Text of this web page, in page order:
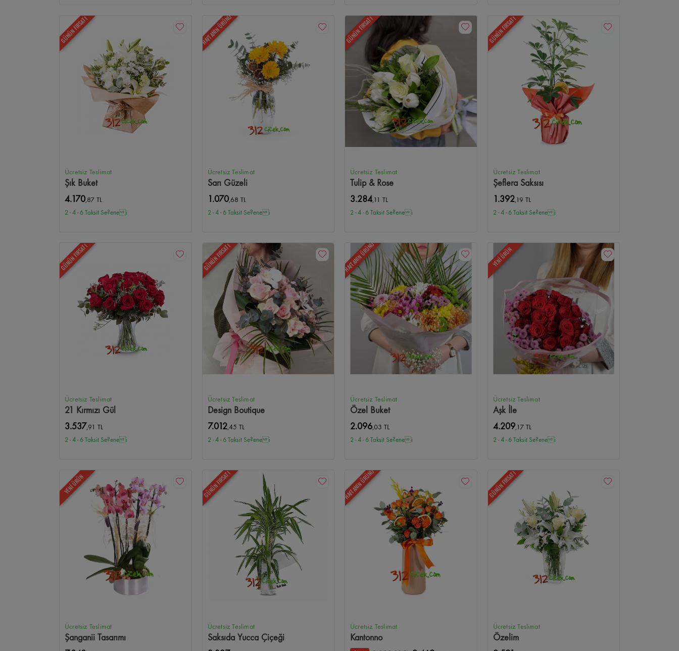
GÜNÜN FIRSATI
Ücretsiz Teslimat
Şık Buket
4.170,87 TL
2 - 4 - 6 Taksit Se?enei
HAFTANIN ÜRÜNÜ
Ücretsiz Teslimat
Sarı Güzeli
1.070,68 TL
2 - 4 - 6 Taksit Se?enei
GÜNÜN FIRSATI
Ücretsiz Teslimat
Tulip & Rose
3.284,11 TL
2 - 4 - 6 Taksit Se?enei
GÜNÜN FIRSATI
Ücretsiz Teslimat
Şeflera Saksısı
1.392,19 TL
2 - 4 - 6 Taksit Se?enei
GÜNÜN FIRSATI
Ücretsiz Teslimat
21 Kırmızı Gül
3.537,91 TL
2 - 4 - 6 Taksit Se?enei
GÜNÜN FIRSATI
Ücretsiz Teslimat
Design Boutique
7.012,45 TL
2 - 4 - 6 Taksit Se?enei
HAFTANIN ÜRÜNÜ
Ücretsiz Teslimat
Özel Buket
2.096,03 TL
2 - 4 - 6 Taksit Se?enei
YENİ ÜRÜN
Ücretsiz Teslimat
Aşk İle
4.209,17 TL
2 - 4 - 6 Taksit Se?enei
YENİ ÜRÜN
Ücretsiz Teslimat
Şanganii Tasarımı
GÜNÜN FIRSATI
Ücretsiz Teslimat
Saksıda Yucca Çiçeği
HAFTANIN ÜRÜNÜ
Ücretsiz Teslimat
Kantonno
GÜNÜN FIRSATI
Ücretsiz Teslimat
Özelim